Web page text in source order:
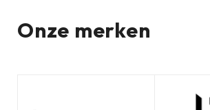
Onze merken